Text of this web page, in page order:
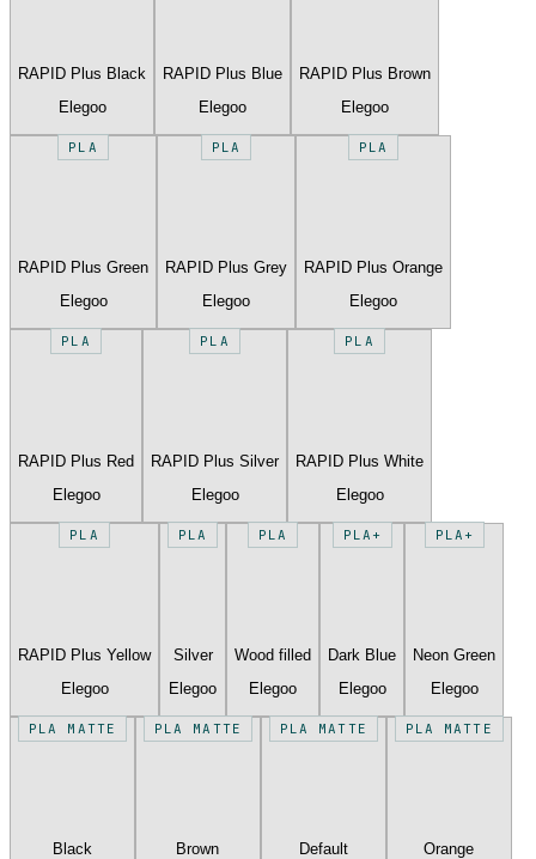
RAPID Plus Black
Elegoo
RAPID Plus Blue
Elegoo
RAPID Plus Brown
Elegoo
PLA
RAPID Plus Green
Elegoo
PLA
RAPID Plus Grey
Elegoo
PLA
RAPID Plus Orange
Elegoo
PLA
RAPID Plus Red
Elegoo
PLA
RAPID Plus Silver
Elegoo
PLA
RAPID Plus White
Elegoo
PLA
RAPID Plus Yellow
Elegoo
PLA
Silver
Elegoo
PLA
Wood filled
Elegoo
PLA+
Dark Blue
Elegoo
PLA+
Neon Green
Elegoo
PLA MATTE
Black
PLA MATTE
Brown
PLA MATTE
Default
PLA MATTE
Orange